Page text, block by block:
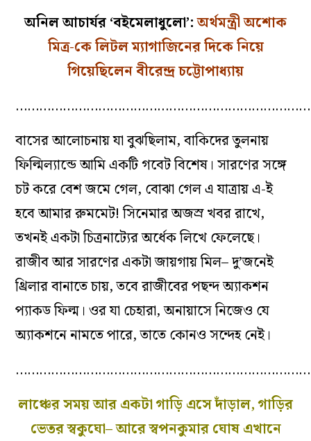
অনিল আচার্যর ‘বইমেলাধুলো’:অর্থমন্ত্রী অশোক
মিত্র-কে লিটল ম্যাগাজিনের দিকে নিয়ে
গিয়েছিলেন বীরেন্দ্র চট্টোপাধ্যায়
বাসের আলোচনায় যা বুঝছিলাম, বাকিদের তুলনায়
ফিল্মিল‌্যান্ডে আমি একটি গবেট বিশেষ। সারণের সঙ্গে
চট করে বেশ জমে গেল, বোঝা গেল এ যাত্রায় এ-ই
হবে আমার রুমমেট! সিনেমার অজস্র খবর রাখে,
তখনই একটা চিত্রনাট‌্যের অর্ধেক লিখে ফেলেছে।
রাজীব আর সারণের একটা জায়গায় মিল– দু’জনেই
থ্রিলার বানাতে চায়, তবে রাজীবের পছন্দ অ‌্যাকশন
প‌্যাকড ফিল্ম। ওর যা চেহারা, অনায়াসে নিজেও যে
অ‌্যাকশনে নামতে পারে, তাতে কোনও সন্দেহ নেই।
লাঞ্চের সময় আর একটা গাড়ি এসে দাঁড়াল, গাড়ির
ভেতর স্বকুঘো– আরে স্বপনকুমার ঘোষ এখানে